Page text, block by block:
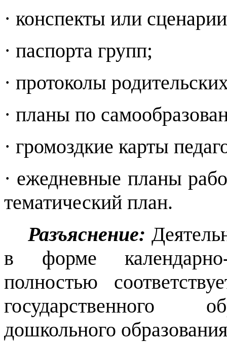
· конспекты или
· паспорта групп;
· протоколы
· планы по
· громоздкие карты
· ежедневные планы
тематический план.
Разъяснение:
в форме
полностью
государственного
дошкольного